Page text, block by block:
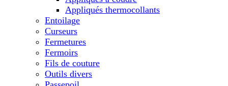
Appliqués thermocollants
Entoilage
Curseurs
Fermetures
Fermoirs
Fils de couture
Outils divers